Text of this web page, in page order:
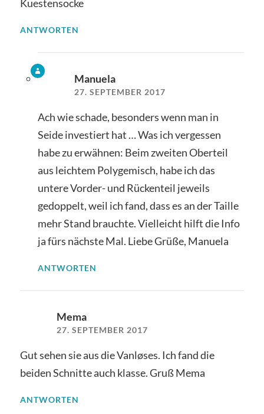
Kuestensocke
ANTWORTEN
Manuela
27. SEPTEMBER 2017
Ach wie schade, besonders wenn man in
Seide investiert hat … Was ich vergessen
habe zu erwähnen: Beim zweiten Oberteil
aus leichtem Polygemisch, habe ich das
untere Vorder- und Rückenteil jeweils
gedoppelt, weil ich fand, dass es an der Taille
mehr Stand brauchte. Vielleicht hilft die Info
ja fürs nächste Mal. Liebe Grüße, Manuela
ANTWORTEN
Mema
27. SEPTEMBER 2017
Gut sehen sie aus die Vanløses. Ich fand die
beiden Schnitte auch klasse. Gruß Mema
ANTWORTEN